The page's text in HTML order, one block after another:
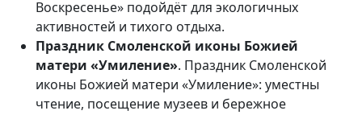
Воскресенье» подойдёт для экологичных
активностей и тихого отдыха.
Праздник Смоленской иконы Божией
матери «Умиление». Праздник Смоленской
иконы Божией матери «Умиление»: уместны
чтение, посещение музеев и бережное